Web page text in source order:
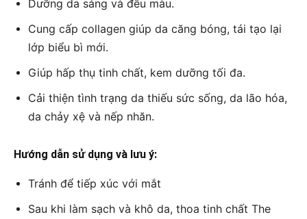
Dưỡng da sáng và đều màu.
Cung cấp collagen giúp da căng bóng, tái tạo lại
lớp biểu bì mới.
Giúp hấp thụ tinh chất, kem dưỡng tối đa.
Cải thiện tình trạng da thiếu sức sống, da lão hóa,
da chảy xệ và nếp nhăn.
Hướng dẫn sử dụng và lưu ý:
Tránh để tiếp xúc với mắt
Sau khi làm sạch và khô da, thoa tinh chất The